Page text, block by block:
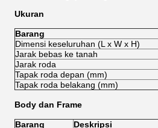
Ukuran
Barang
Dimensi keseluruhan (L x W x H)
Jarak bebas ke tanah
Jarak roda
Tapak roda depan (mm)
Tapak roda belakang (mm)
Body dan Frame
Barang
Deskripsi